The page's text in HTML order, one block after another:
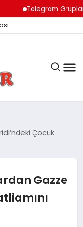
Telegram Grupları ile
Çocuk
Gazze